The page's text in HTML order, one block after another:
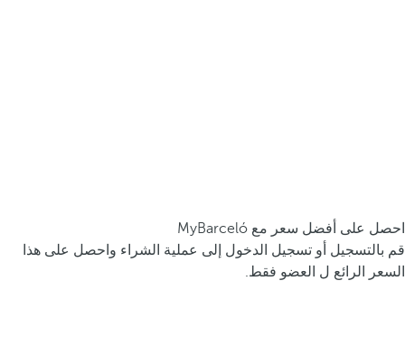
احصل على أفضل سعر مع MyBarceló
قم بالتسجيل أو تسجيل الدخول إلى عملية الشراء واحصل على هذا
السعر الرائع ل العضو فقط.